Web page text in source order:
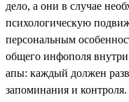
дело, а они в случае
психологическую
персональным
общего инфополя
апы: каждый должен
запоминания и контроля.